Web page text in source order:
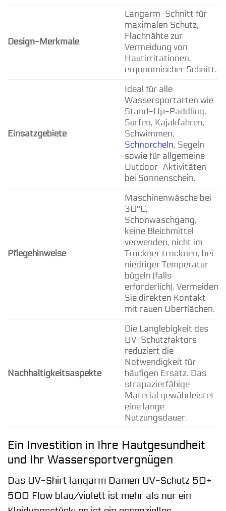
Design-Merkmale
Langarm-Schnitt für
maximalen Schutz,
Flachnähte zur
Vermeidung von
Hautirritationen,
ergonomischer Schnitt.
Einsatzgebiete
Ideal für alle
Wassersportarten wie
Stand-Up-Paddling,
Surfen, Kajakfahren,
Schwimmen,
Schnorcheln, Segeln
sowie für allgemeine
Outdoor-Aktivitäten
bei Sonnenschein.
Pflegehinweise
Maschinenwäsche bei
30°C,
Schonwaschgang,
keine Bleichmittel
verwenden, nicht im
Trockner trocknen, bei
niedriger Temperatur
bügeln (falls
erforderlich). Vermeiden
Sie direkten Kontakt
mit rauen Oberflächen.
Nachhaltigkeitsaspekte
Die Langlebigkeit des
UV-Schutzfaktors
reduziert die
Notwendigkeit für
häufigen Ersatz. Das
strapazierfähige
Material gewährleistet
eine lange
Nutzungsdauer.
Ein Investition in Ihre Hautgesundheit
und Ihr Wassersportvergnügen
Das UV-Shirt langarm Damen UV-Schutz 50+
500 Flow blau/violett ist mehr als nur ein